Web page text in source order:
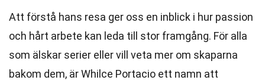
Att förstå hans resa ger oss en inblick i hur passion
och hårt arbete kan leda till stor framgång. För alla
som älskar serier eller vill veta mer om skaparna
bakom dem, är Whilce Portacio ett namn att